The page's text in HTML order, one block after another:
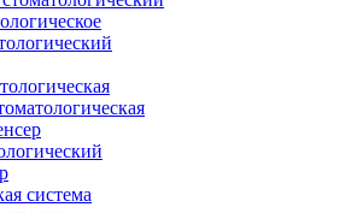
система